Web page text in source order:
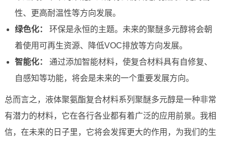
性、更高耐温性等方向发展。
绿色化：
环保是永恒的主题。未来的聚醚多元醇将会朝
着使用可再生资源、降低VOC排放等方向发展。
智能化：
通过添加智能材料，使复合材料具有自修复、
自感知等功能，将会是未来的一个重要发展方向。
总而言之，液体聚氨酯复合材料系列聚醚多元醇是一种非常
有潜力的材料，它在各行各业都有着广泛的应用前景。我相
信，在未来的日子里，它将会发挥更大的作用，为我们的生